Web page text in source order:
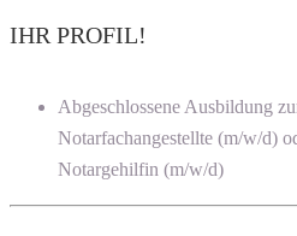
IHR PROFIL!
Abgeschlossene Ausbildung
Notarfachangestellte (m/w/d)
Notargehilfin (m/w/d)